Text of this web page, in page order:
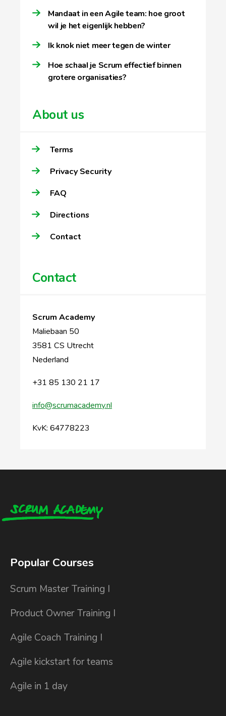
Mandaat in een Agile team: hoe groot
wil je het eigenlijk hebben?
Ik knok niet meer tegen de winter
Hoe schaal je Scrum effectief binnen
grotere organisaties?
About us
Terms
Privacy Security
FAQ
Directions
Contact
Contact
Scrum Academy
Maliebaan 50
3581 CS Utrecht
Nederland
+31 85 130 21 17
info@scrumacademy.nl
KvK: 64778223
Popular Courses
Scrum Master Training I
Product Owner Training I
Agile Coach Training I
Agile kickstart for teams
Agile in 1 day